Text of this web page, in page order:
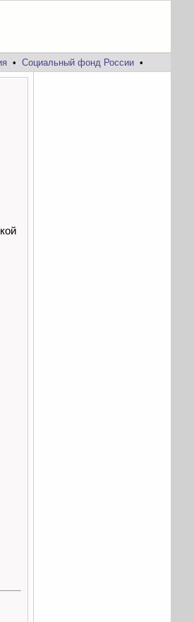
• Социальный фонд России •